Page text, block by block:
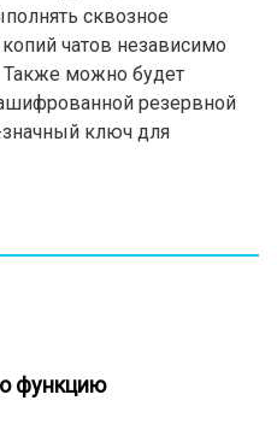
сквозное
чатов независимо
Также можно будет
резервной
ключ для
функцию